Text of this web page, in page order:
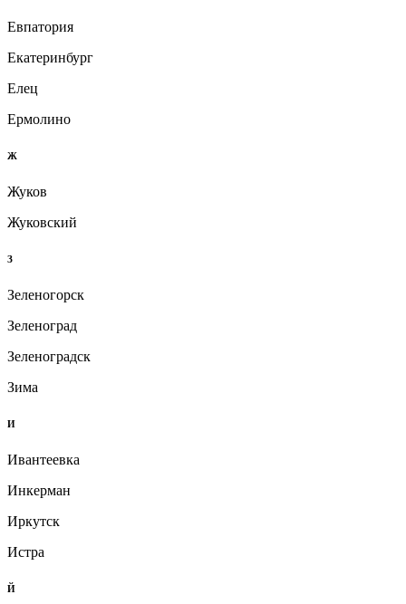
Евпатория
Екатеринбург
Елец
Ермолино
Ж
Жуков
Жуковский
З
Зеленогорск
Зеленоград
Зеленоградск
Зима
И
Ивантеевка
Инкерман
Иркутск
Истра
Й